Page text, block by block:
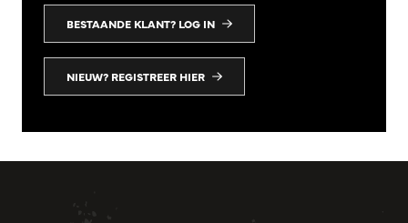
BESTAANDE KLANT? LOG IN
NIEUW? REGISTREER HIER